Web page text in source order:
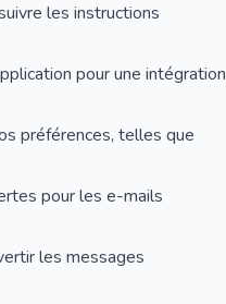
les instructions
pour une intégration
préférences, telles que
pour les e-mails
les messages